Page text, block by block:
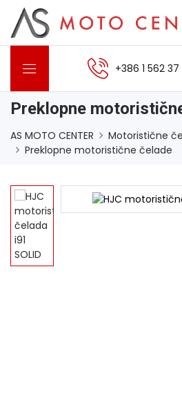
+386 1 562
Preklopne
AS MOTO CENTER
Motoristične
Preklopne motoristične čelade